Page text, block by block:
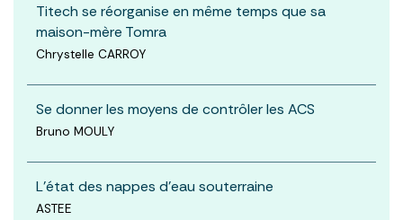
Titech se réorganise en même temps que sa
maison-mère Tomra
Chrystelle CARROY
Se donner les moyens de contrôler les ACS
Bruno MOULY
L'état des nappes d'eau souterraine
ASTEE